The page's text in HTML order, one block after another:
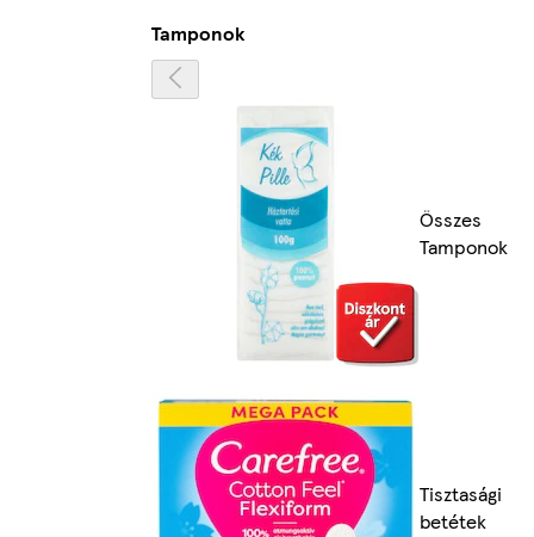
Tamponok
Összes
Tamponok
Tisztasági
betétek